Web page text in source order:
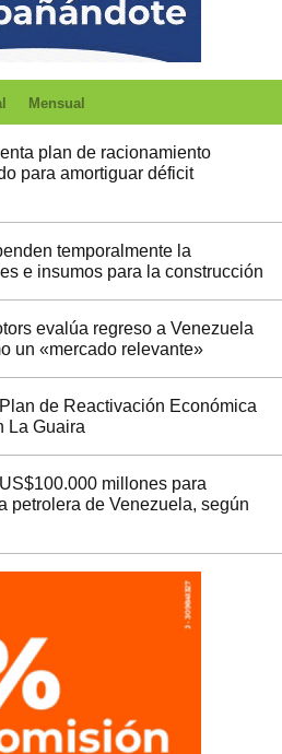
Mensual
plan de racionamiento
para amortiguar déficit
temporalmente la
e insumos para la construcción
evalúa regreso a Venezuela
un «mercado relevante»
de Reactivación Económica
La Guaira
millones para
petrolera de Venezuela, según